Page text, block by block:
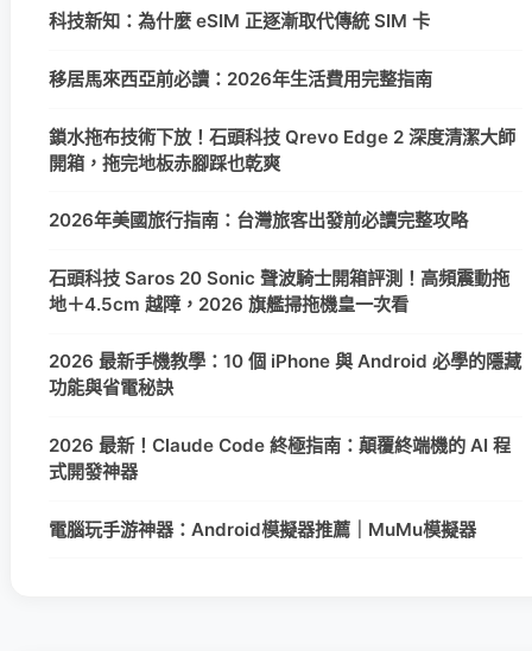
科技新知：為什麼 eSIM 正逐漸取代傳統 SIM 卡
移居馬來西亞前必讀：2026年生活費用完整指南
鎖水拖布技術下放！石頭科技 Qrevo Edge 2 深度清潔大師
開箱，拖完地板赤腳踩也乾爽
2026年美國旅行指南：台灣旅客出發前必讀完整攻略
石頭科技 Saros 20 Sonic 聲波騎士開箱評測！高頻震動拖
地＋4.5cm 越障，2026 旗艦掃拖機皇一次看
2026 最新手機教學：10 個 iPhone 與 Android 必學的隱藏
功能與省電秘訣
2026 最新！Claude Code 終極指南：顛覆終端機的 AI 程
式開發神器
電腦玩手游神器：Android模擬器推薦｜MuMu模擬器